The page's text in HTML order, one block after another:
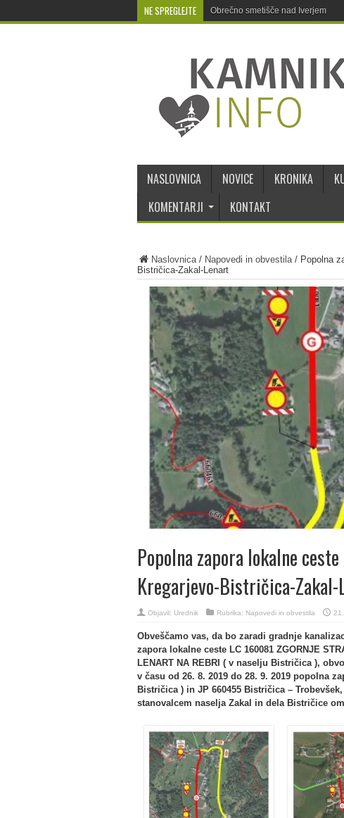
NE SPREGLEJTE Obrečno smetišče nad Iverjem
NASLOVNICA NOVICE KRONIKA
KOMENTARJI
KONTAKT
Naslovnica/ Napovedi in obvestila/ Popolna
Bistričica-Zakal-Lenart
Popolna zapora lokalne
Kregarjevo-Bistričica-Zakal-
Objavil: Urednik Rubrika: Napovedi in obvestila
Obveščamo vas, da bo zaradi gradnje
zapora lokalne ceste LC 160081 ZGORNJE
LENART NA REBRI ( v naselju Bistričica ),
v času od 26. 8. 2019 do 28. 9. 2019 popolna
Bistričica ) in JP 660455 Bistričica –
stanovalcem naselja Zakal in dela Bistričice